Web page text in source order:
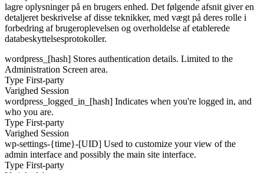
lagre oplysninger på en brugers enhed. Det følgende afsnit giver en
detaljeret beskrivelse af disse teknikker, med vægt på deres rolle i
forbedring af brugeroplevelsen og overholdelse af etablerede
databeskyttelsesprotokoller.
wordpress_[hash] Stores authentication details. Limited to the
Administration Screen area.
Type First-party
Varighed Session
wordpress_logged_in_[hash] Indicates when you're logged in, and
who you are.
Type First-party
Varighed Session
wp-settings-{time}-[UID] Used to customize your view of the
admin interface and possibly the main site interface.
Type First-party